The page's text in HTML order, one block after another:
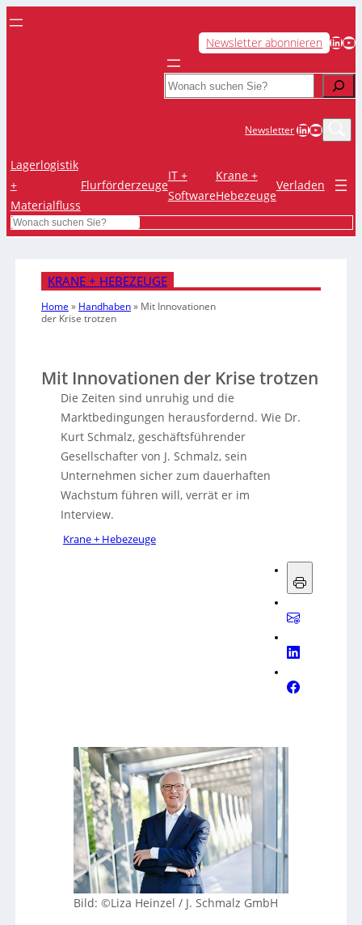
Newsletter abonnieren LinkedIn YouTube
Search
NewsletterLinkedIn
Lagerlogistik
+
Materialfluss
Flurförderzeuge
IT +
Software
Krane +
Hebezeuge
Verladen
Search
KRANE + HEBEZEUGE
Home » Handhaben» Mit Innovationen
der Krise trotzen
Mit Innovationen der Krise trotzen
Die Zeiten sind unruhig und die
Marktbedingungen herausfordernd. Wie Dr.
Kurt Schmalz, geschäftsführender
Gesellschafter von J. Schmalz, sein
Unternehmen sicher zum dauerhaften
Wachstum führen will, verrät er im
Interview.
Krane + Hebezeuge
Bild: ©Liza Heinzel / J. Schmalz GmbH